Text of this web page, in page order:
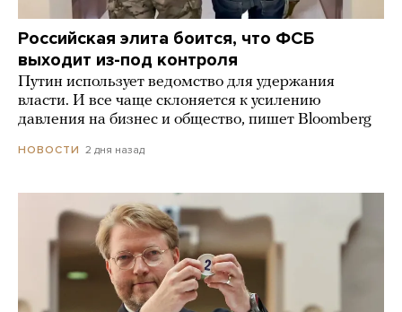
Российская элита боится, что ФСБ
выходит из-под контроля
Путин использует ведомство для удержания
власти. И все чаще склоняется к усилению
давления на бизнес и общество, пишет Bloomberg
НОВОСТИ 2 дня назад